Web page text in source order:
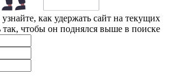
как удержать сайт на текущих
так, чтобы он поднялся выше в поиске